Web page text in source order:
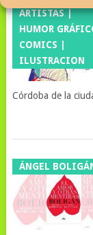
ARTISTAS |
HUMOR
COMICS |
ILUSTRACION
Córdoba de la
ÁNGEL